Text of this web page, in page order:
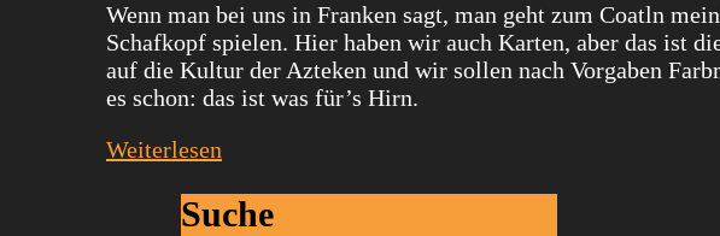
Wenn man bei uns in Franken sagt, man geht zum Coatln
Schafkopf spielen. Hier haben wir auch Karten, aber das ist
auf die Kultur der Azteken und wir sollen nach Vorgaben
es schon: das ist was für’s Hirn.
Weiterlesen
Suche